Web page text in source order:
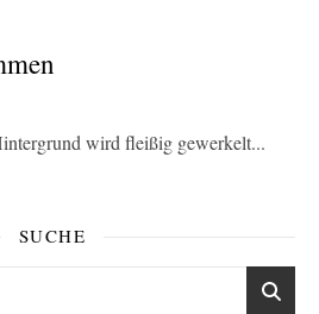
wird fleißig gewerkelt...
SUCHE